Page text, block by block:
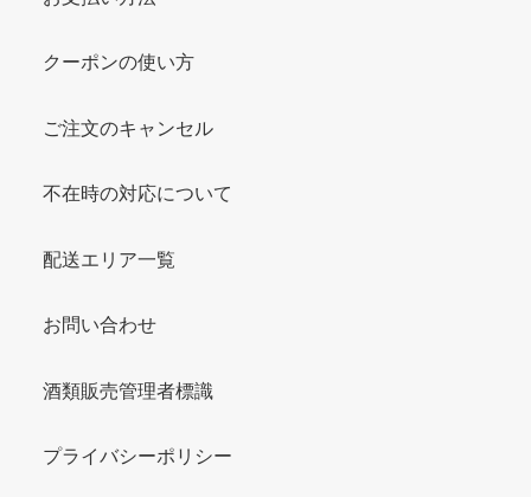
クーポンの使い方
ご注文のキャンセル
不在時の対応について
配送エリア一覧
お問い合わせ
酒類販売管理者標識
プライバシーポリシー